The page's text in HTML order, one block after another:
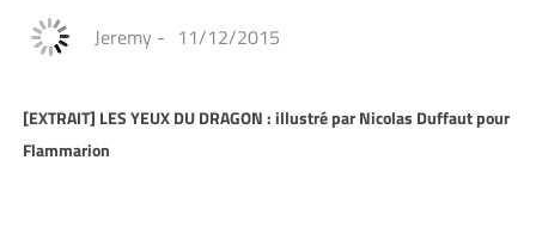
Jeremy - 11/12/2015
[EXTRAIT] LES YEUX DU DRAGON : illustré par Nicolas Duffaut pour
Flammarion